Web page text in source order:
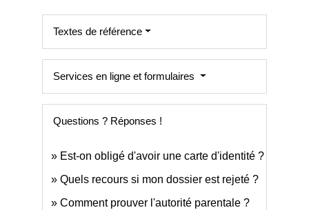
Textes de référence
Services en ligne et formulaires
Questions ? Réponses !
Est-on obligé d'avoir une carte d'identité ?
Quels recours si mon dossier est rejeté ?
Comment prouver l'autorité parentale ?